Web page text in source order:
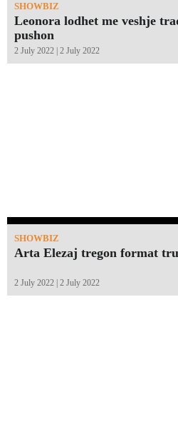
SHOWBIZ
Leonora lodhet me veshje
pushon
2 July 2022 | 2 July 2022
SHOWBIZ
Arta Elezaj tregon format
2 July 2022 | 2 July 2022